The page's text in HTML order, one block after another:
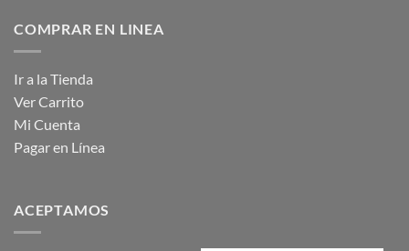
COMPRAR EN LINEA
Ir a la Tienda
Ver Carrito
Mi Cuenta
Pagar en Línea
ACEPTAMOS